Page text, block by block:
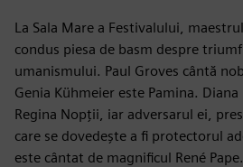
La Sala Mare a Festivalului,
condus piesa de basm despre
umanismului. Paul Groves cântă
Genia Kühmeier este Pamina.
Regina Nopții, iar adversarul ei,
care se dovedește a fi protectorul
este cântat de magnificul René